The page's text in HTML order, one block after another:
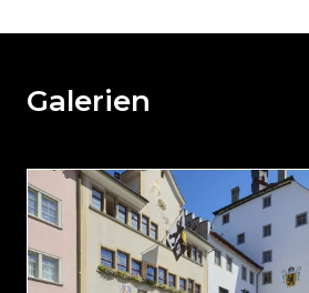
weiteren
Inhalt
und
direkt
zum
Seitenende
springen?
Galerien